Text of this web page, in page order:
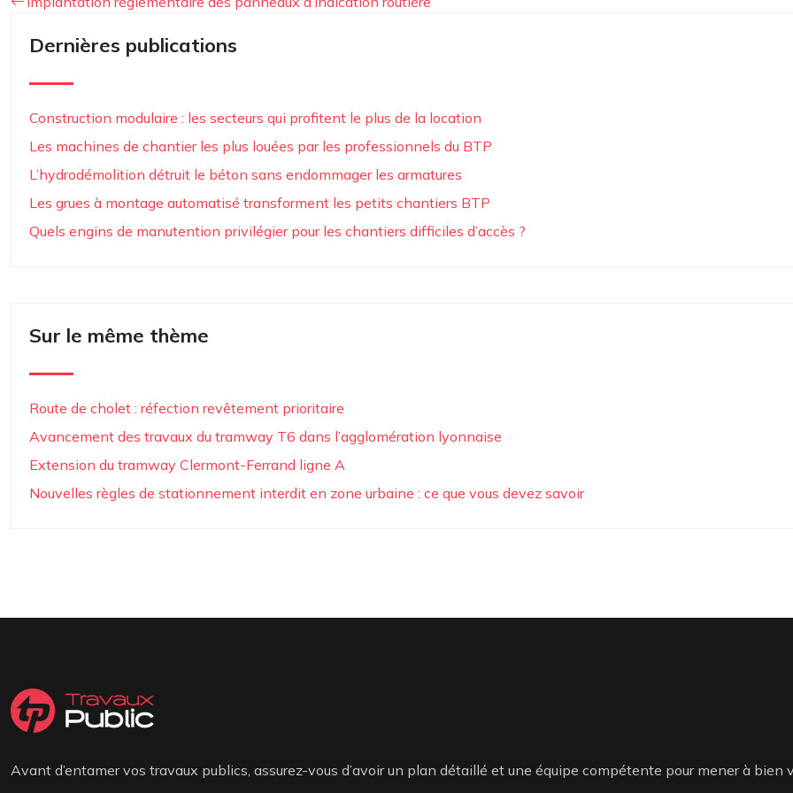
Dernières publications
Construction modulaire : les secteurs qui profitent le plus de la location
Les machines de chantier les plus louées par les professionnels du BTP
L’hydrodémolition détruit le béton sans endommager les armatures
Les grues à montage automatisé transforment les petits chantiers BTP
Quels engins de manutention privilégier pour les chantiers difficiles d’accès ?
Sur le même thème
Route de cholet : réfection revêtement prioritaire
Avancement des travaux du tramway T6 dans l’agglomération lyonnaise
Extension du tramway Clermont-Ferrand ligne A
Nouvelles règles de stationnement interdit en zone urbaine : ce que vous devez savoir
Avant d’entamer vos travaux publics, assurez-vous d’avoir un plan détaillé et une équipe compétente pour mener à bien